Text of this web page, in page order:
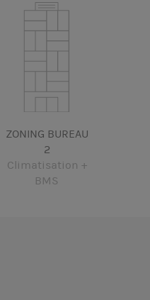
ZONING BUREAU
2
Climatisation +
BMS